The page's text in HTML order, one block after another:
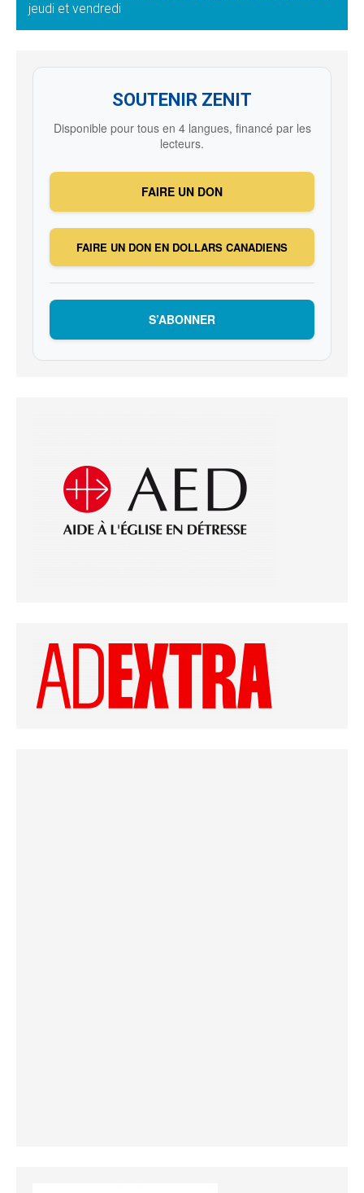
jeudi et vendredi
SOUTENIR ZENIT
Disponible pour tous en 4 langues, financé par les
lecteurs.
FAIRE UN DON
FAIRE UN DON EN DOLLARS CANADIENS
S’ABONNER